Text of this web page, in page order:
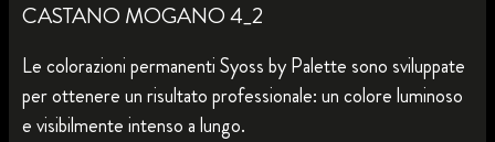
CASTANO MOGANO 4_2
Le colorazioni permanenti Syoss by Palette sono sviluppate
per ottenere un risultato professionale: un colore luminoso
e visibilmente intenso a lungo.